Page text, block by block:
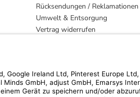
Rücksendungen / Reklamationen
Umwelt & Entsorgung
Vertrag widerrufen